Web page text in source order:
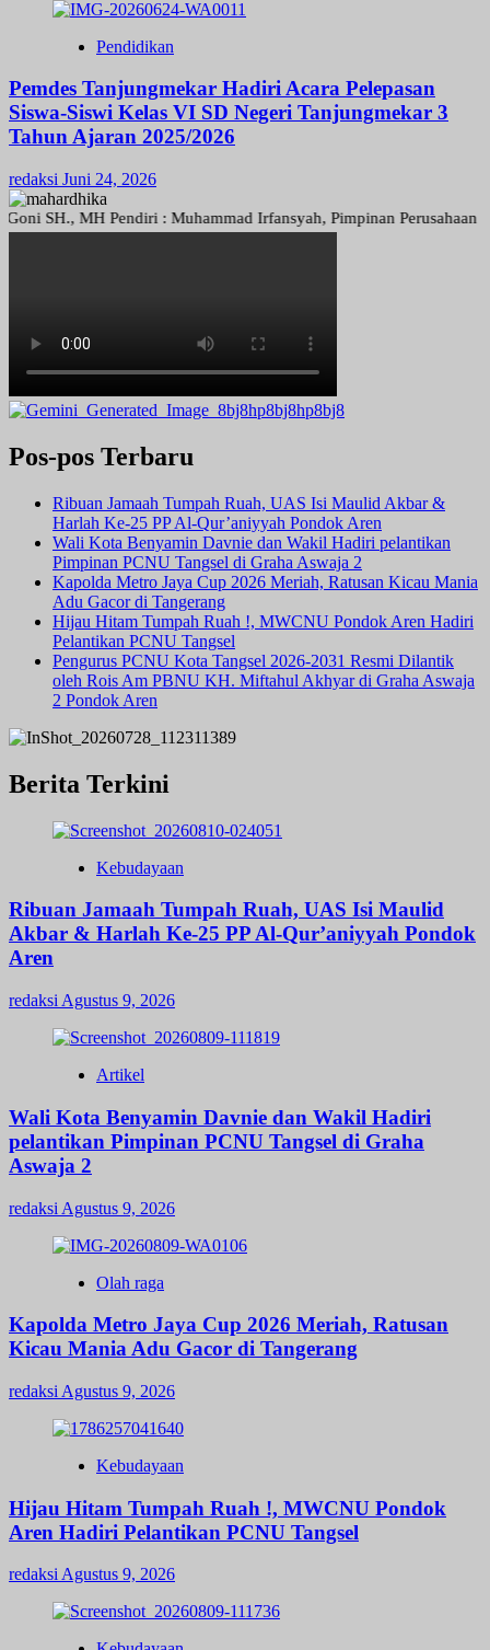
Pendidikan
Pemdes Tanjungmekar Hadiri Acara Pelepasan
Siswa-Siswi Kelas VI SD Negeri Tanjungmekar 3
Tahun Ajaran 2025/2026
redaksi Juni 24, 2026
SH., MH Pendiri : Muhammad Irfansyah, Pimpinan Perusahaan :
Pos-pos Terbaru
Ribuan Jamaah Tumpah Ruah, UAS Isi Maulid Akbar &
Harlah Ke-25 PP Al-Qur’aniyyah Pondok Aren
Wali Kota Benyamin Davnie dan Wakil Hadiri pelantikan
Pimpinan PCNU Tangsel di Graha Aswaja 2
Kapolda Metro Jaya Cup 2026 Meriah, Ratusan Kicau Mania
Adu Gacor di Tangerang
Hijau Hitam Tumpah Ruah !, MWCNU Pondok Aren Hadiri
Pelantikan PCNU Tangsel
Pengurus PCNU Kota Tangsel 2026-2031 Resmi Dilantik
oleh Rois Am PBNU KH. Miftahul Akhyar di Graha Aswaja
2 Pondok Aren
Berita Terkini
Kebudayaan
Ribuan Jamaah Tumpah Ruah, UAS Isi Maulid
Akbar & Harlah Ke-25 PP Al-Qur’aniyyah Pondok
Aren
redaksi Agustus 9, 2026
Artikel
Wali Kota Benyamin Davnie dan Wakil Hadiri
pelantikan Pimpinan PCNU Tangsel di Graha
Aswaja 2
redaksi Agustus 9, 2026
Olah raga
Kapolda Metro Jaya Cup 2026 Meriah, Ratusan
Kicau Mania Adu Gacor di Tangerang
redaksi Agustus 9, 2026
Kebudayaan
Hijau Hitam Tumpah Ruah !, MWCNU Pondok
Aren Hadiri Pelantikan PCNU Tangsel
redaksi Agustus 9, 2026